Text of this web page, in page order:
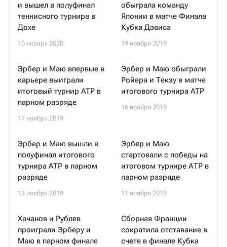
и вышел в полуфинал
теннисного турнира в
Дохе
10 января 2020
обыграла команду
Японии в матче Финала
Кубка Дэвиса
19 ноября 2019
Эрбер и Маю впервые в
карьере выиграли
итоговый турнир ATP в
парном разряде
17 ноября 2019
Эрбер и Маю обыграли
Ройера и Текэу в матче
итогового турнира ATP
16 ноября 2019
Эрбер и Маю вышли в
полуфинал итогового
турнира ATP в парном
разряде
13 ноября 2019
Эрбер и Маю
стартовали с победы на
итоговом турнире АТР в
парном разряде
11 ноября 2019
Хачанов и Рублев
проиграли Эрберу и
Маю в парном финале
Сборная Франции
сократила отставание в
счете в финале Кубка